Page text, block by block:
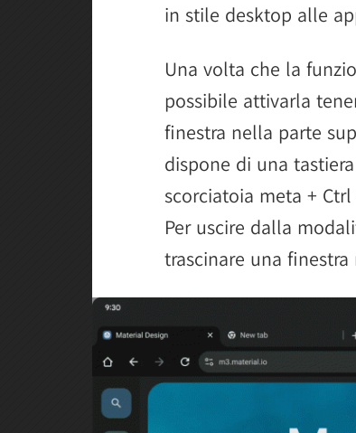
in stile desktop alle
Una volta che la
possibile attivarla
finestra nella parte
dispone di una
scorciatoia meta +
Per uscire dalla
trascinare una